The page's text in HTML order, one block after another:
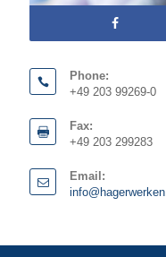
Phone:
+49 203 99269-0
Fax:
+49 203 299283
Email: